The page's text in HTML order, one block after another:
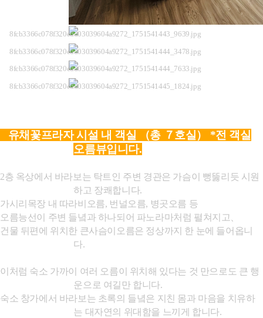
유채꽃프라자 시설 내 객실 （총 ７호실） *전 객실
오름뷰입니다.
2층 옥상에서 바라보는 탁트인 주변 경관은 가슴이 뻥뚫리듯 시원
하고 장쾌합니다.
가시리목장 내 따라비오름, 번널오름, 병곳오름 등
오름능선이 주변 들녘과 하나되어 파노라마처럼 펼쳐 지고、
건물 뒤편에 위치한 큰사슴이오름은 정상까지 한 눈에 들어옵니
다.
이처럼 숙소 가까이 여러 오름이 위치해 있다는 것 만으로도 큰 행
운으로 여길만 합니다.
숙소 창가에서 바라보는 초록의 들녘은 지친 몸과 마음을 치유하
는 대자연의 위대함을 느끼게 합니다.